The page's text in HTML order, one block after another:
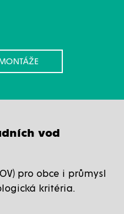
vod
pro obce i průmysl
kritéria.